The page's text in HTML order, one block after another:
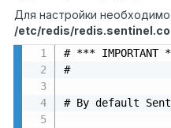
Для настройки
/etc/redis/
# *** IMPORTANT
#
# By default